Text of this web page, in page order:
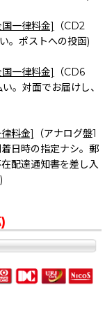
一律料金]
（CD2
。ポストへの投函)
一律料金]
（CD6
。対面でお届けし、
料金]
（アナログ盤1
日時の指定ナシ。郵
配達通知書を差し入